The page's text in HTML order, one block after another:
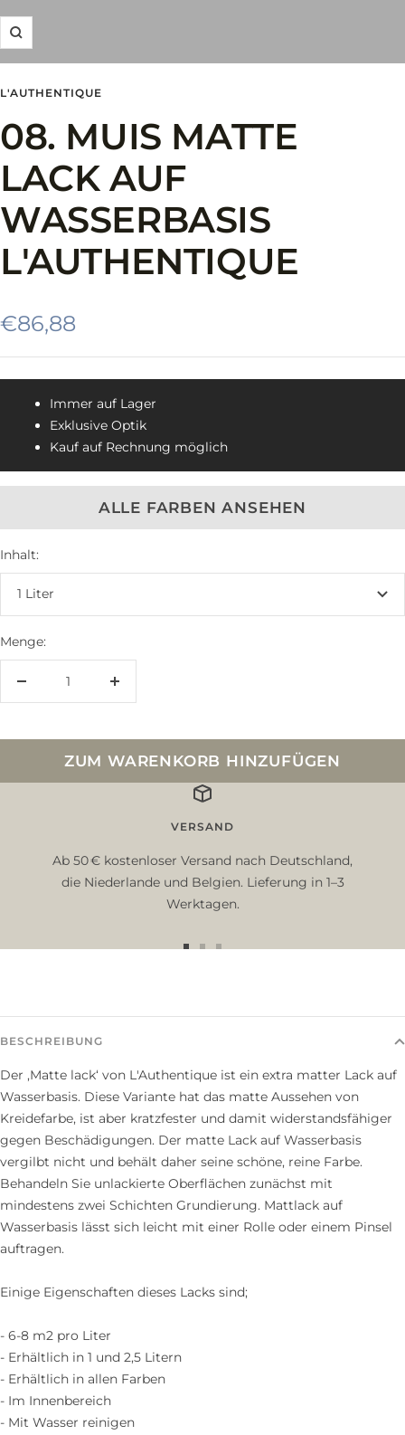
Zoom
L'AUTHENTIQUE
08. MUIS MATTE
LACK AUF
WASSERBASIS
L'AUTHENTIQUE
Angebotspreis
€86,88
Immer auf Lager
Exklusive Optik
Kauf auf Rechnung möglich
ALLE FARBEN ANSEHEN
Inhalt:
1 Liter
Menge:
Menge
ZUM WARENKORB HINZUFÜGEN
VERSAND
Ab 50 € kostenloser Versand nach Deutschland,
die Niederlande und Belgien. Lieferung in 1–3
Werktagen.
gehen
gehen
gehen
BESCHREIBUNG
Der ‚Matte lack‘ von L'Authentique ist ein extra matter Lack auf
Wasserbasis. Diese Variante hat das matte Aussehen von
Kreidefarbe, ist aber kratzfester und damit widerstandsfähiger
gegen Beschädigungen. Der matte Lack auf Wasserbasis
vergilbt nicht und behält daher seine schöne, reine Farbe.
Behandeln Sie unlackierte Oberflächen zunächst mit
mindestens zwei Schichten Grundierung. Mattlack auf
Wasserbasis lässt sich leicht mit einer Rolle oder einem Pinsel
auftragen.
Einige Eigenschaften dieses Lacks sind;
- 6-8 m2 pro Liter
- Erhältlich in 1 und 2,5 Litern
- Erhältlich in allen Farben
- Im Innenbereich
- Mit Wasser reinigen